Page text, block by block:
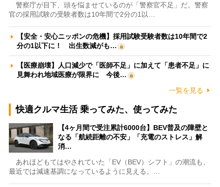
警察庁が目下、頭を悩ませているのが「警察官不足」だ。警察
官の採用試験の受験者数は10年間で2分の1以…
【安全・安心ニッポンの危機】採用試験受験者数は10年間で2
分の1以下に！ 出生数減がも…
【医療崩壊】人口減少で「医師不足」に加えて「患者不足」に
見舞われ地域医療が限界に 今後…
一覧を見る
快適クルマ生活 乗ってみた、使ってみた
【4ヶ月間で受注累計6000台】BEV普及の障壁と
なる「航続距離の不安」「充電のストレス」解
消…
あれほどもてはやされていた「EV（BEV）シフト」の潮流も、
最近では減速基調になっているように見える。…